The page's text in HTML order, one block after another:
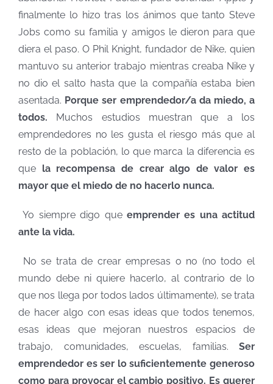
finalmente lo hizo tras los ánimos que tanto Steve
Jobs como su familia y amigos le dieron para que
diera el paso. O Phil Knight, fundador de Nike, quien
mantuvo su anterior trabajo mientras creaba Nike y
no dio el salto hasta que la compañía estaba bien
asentada. Porque ser emprendedor/a da miedo, a
todos. Muchos estudios muestran que a los
emprendedores no les gusta el riesgo más que al
resto de la población, lo que marca la diferencia es
que la recompensa de crear algo de valor es
mayor que el miedo de no hacerlo nunca.
Yo siempre digo que emprender es una actitud
ante la vida.
No se trata de crear empresas o no (no todo el
mundo debe ni quiere hacerlo, al contrario de lo
que nos llega por todos lados últimamente), se trata
de hacer algo con esas ideas que todos tenemos,
esas ideas que mejoran nuestros espacios de
trabajo, comunidades, escuelas, familias. Ser
emprendedor es ser lo suficientemente generoso
como para provocar el cambio positivo. Es querer